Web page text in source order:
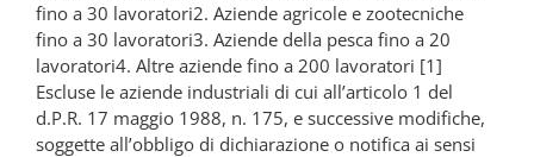
fino a 30 lavoratori2. Aziende agricole e zootecniche
fino a 30 lavoratori3. Aziende della pesca fino a 20
lavoratori4. Altre aziende fino a 200 lavoratori [1]
Escluse le aziende industriali di cui all’articolo 1 del
d.P.R. 17 maggio 1988, n. 175, e successive modifiche,
soggette all’obbligo di dichiarazione o notifica ai sensi